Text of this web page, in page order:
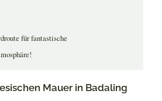
für fantastische
Mauer in Badaling